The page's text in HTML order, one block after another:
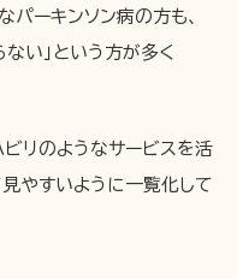
パーキンソン病の方も、
ない」という方が多く
リのようなサービスを活
やすいように一覧化して